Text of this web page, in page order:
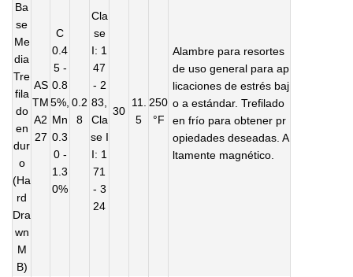
Ba
se
Me
dia
Tre
fila
do
en
dur
o
(Ha
rd
Dra
wn
M
B)
AS
TM
A2
27
C
0.4
5 -
0.8
5%,
Mn
0.3
0 -
1.3
0%
0.2
8
Cla
se
I: 1
47
- 2
83,
Cla
se I
I: 1
71
- 3
24
30
11.
5
250
°F
Alambre para resortes
de uso general para ap
licaciones de estrés baj
o a estándar. Trefilado
en frío para obtener pr
opiedades deseadas. A
ltamente magnético.